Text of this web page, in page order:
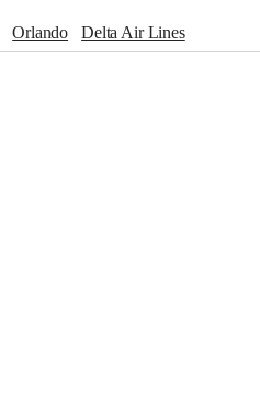
Orlando Delta Air Lines